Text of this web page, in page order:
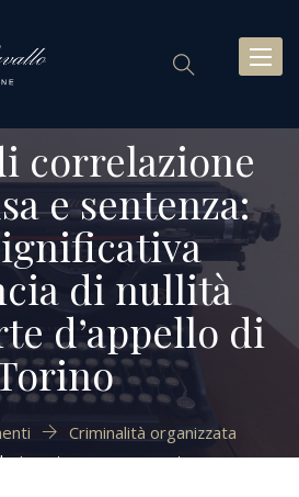
correlazione
e sentenza:
di nullità
d’appello di
Criminalità organizzata
tra accusa e sentenza: una